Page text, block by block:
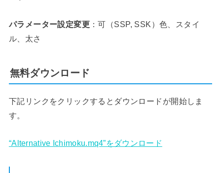
パラメーター設定変更 ：可（SSP, SSK）色、スタイ
ル、太さ
無料ダウンロード
下記リンクをクリックするとダウンロードが開始しま
す。
“Alternative Ichimoku.mq4”をダウンロード